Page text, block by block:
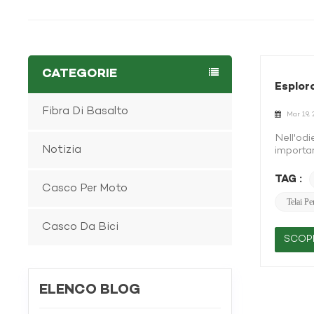
Mar 19,
e
TAG :
Telai
CATEGORIE
Fibra Di Basalto
Notizia
Casco Per Moto
Casco Da Bici
ELENCO BLOG